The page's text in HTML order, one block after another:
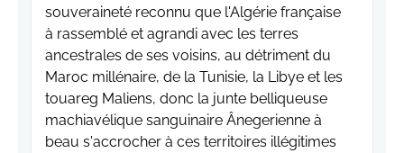
souveraineté reconnu que l'Algérie française
à rassemblé et agrandi avec les terres
ancestrales de ses voisins, au détriment du
Maroc millénaire, de la Tunisie, la Libye et les
touareg Maliens, donc la junte belliqueuse
machiavélique sanguinaire Ânegerienne à
beau s'accrocher à ces territoires illégitimes